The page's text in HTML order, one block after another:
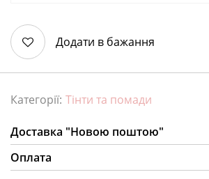
Додати в бажання
Категорії: Тінти та помади
Доставка "Новою поштою"
Оплата